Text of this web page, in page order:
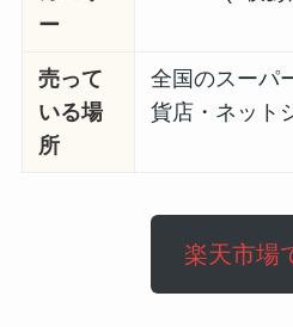
ー
売って
いる場
所
全国のスーパ
貨店・ネット
楽天市場